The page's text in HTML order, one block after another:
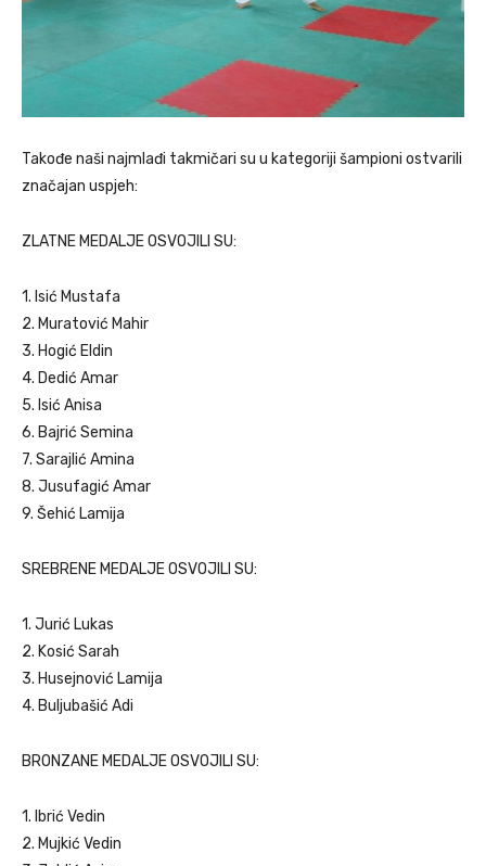
Takođe naši najmlađi takmičari su u kategoriji šampioni ostvarili
značajan uspjeh:
ZLATNE MEDALJE OSVOJILI SU:
1. Isić Mustafa
2. Muratović Mahir
3. Hogić Eldin
4. Dedić Amar
5. Isić Anisa
6. Bajrić Semina
7. Sarajlić Amina
8. Jusufagić Amar
9. Šehić Lamija
SREBRENE MEDALJE OSVOJILI SU:
1. Jurić Lukas
2. Kosić Sarah
3. Husejnović Lamija
4. Buljubašić Adi
BRONZANE MEDALJE OSVOJILI SU:
1. Ibrić Vedin
2. Mujkić Vedin